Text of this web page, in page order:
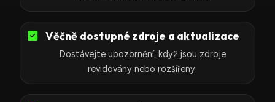
Věčně dostupné zdroje a aktualizace
Dostávejte upozornění, když jsou zdroje
revidovány nebo rozšířeny.